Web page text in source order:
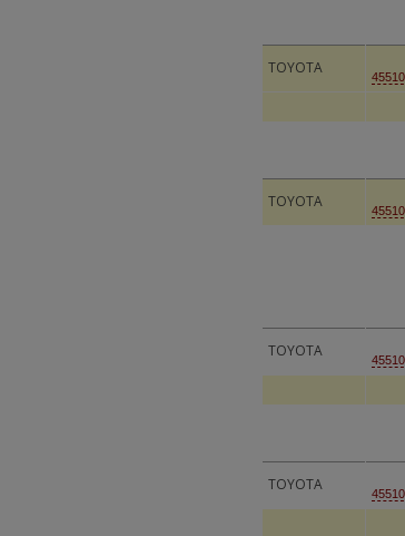
TOYOTA
TOYOTA
TOYOTA
TOYOTA